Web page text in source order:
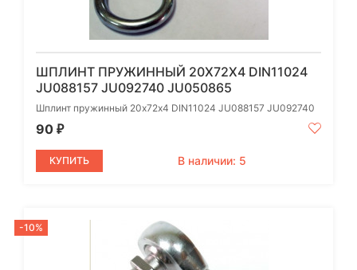
ШПЛИНТ ПРУЖИННЫЙ 20Х72Х4 DIN11024
JU088157 JU092740 JU050865
Шплинт пружинный 20х72х4 DIN11024 JU088157 JU092740
90 ₽
КУПИТЬ В наличии: 5
-10%